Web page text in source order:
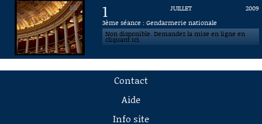
1 JUILLET
2009
3ème séance : Gendarmerie nationale
Non disponible. Demandez la mise en ligne en
cliquant ici.
Contact
Aide
Info site